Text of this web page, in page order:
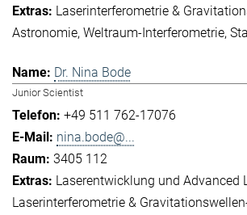
Laserinterferometrie &
Astronomie Weltraum-Interferometrie
Dr. Nina Bode
Junior Scientist
+49 511 762-17076
nina.bode@...
3405 112
Laserentwicklung und Advanced
Laserinterferometrie &